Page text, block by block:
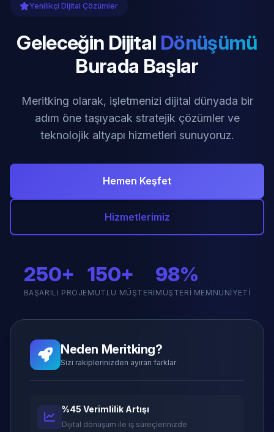
Yenilikçi Dijital Çözümler
Geleceğin Dijital Dönüşümü
Burada Başlar
Meritking olarak, işletmenizi dijital dünyada bir
adım öne taşıyacak stratejik çözümler ve
teknolojik altyapı hizmetleri sunuyoruz.
Hemen Keşfet
Hizmetlerimiz
250+
BAŞARILI PROJE
150+
MUTLU MÜŞTERI
98%
MÜŞTERI MEMNUNIYETI
Neden Meritking?
Sizi rakiplerinizden ayıran farklar
%45 Verimlilik Artışı
Dijital dönüşüm ile iş süreçlerinizde